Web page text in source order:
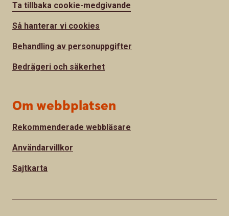
Ta tillbaka cookie-medgivande
Så hanterar vi cookies
Behandling av personuppgifter
Bedrägeri och säkerhet
Om webbplatsen
Rekommenderade webbläsare
Användarvillkor
Sajtkarta